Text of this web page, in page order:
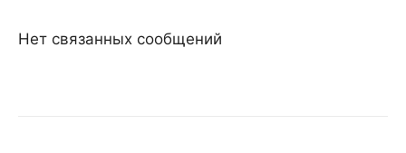
Нет связанных сообщений